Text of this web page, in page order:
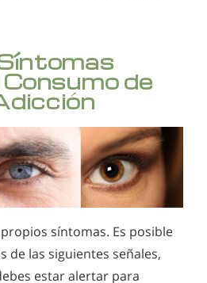
de heroína?
kratom
a la metadona
abuso de morfina
PCP
preguntas frecuentes
del uso de sedantes
de
síntomas. Es posible
de las siguientes señales,
estar alertar para